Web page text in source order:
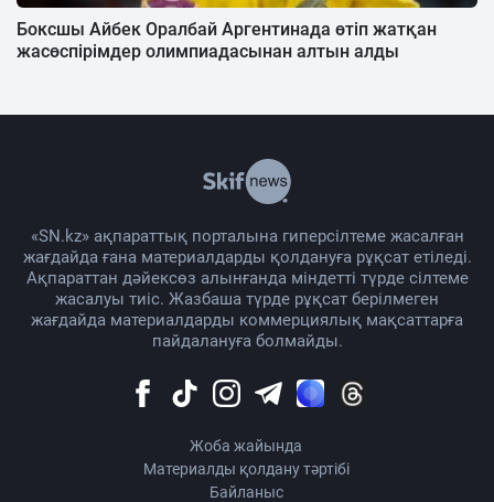
Боксшы Айбек Оралбай Аргентинада өтіп жатқан
жасөспірімдер олимпиадасынан алтын алды
«SN.kz» ақпараттық порталына гиперсілтеме жасалған
жағдайда ғана материалдарды қолдануға рұқсат етіледі.
Ақпараттан дәйексөз алынғанда міндетті түрде сілтеме
жасалуы тиіс. Жазбаша түрде рұқсат берілмеген
жағдайда материалдарды коммерциялық мақсаттарға
пайдалануға болмайды.
Жоба жайында
Материалды қолдану тәртібі
Байланыс